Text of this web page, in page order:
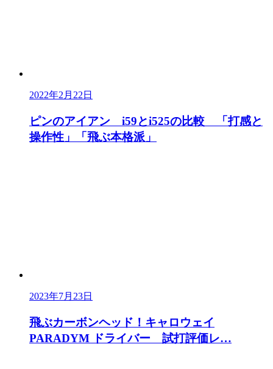
2022年2月22日
ピンのアイアン i59とi525の比較 「打感と
操作性」「飛ぶ本格派」
2023年7月23日
飛ぶカーボンヘッド！キャロウェイ
PARADYM ドライバー 試打評価レ…